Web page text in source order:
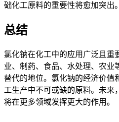
础化工原料的重要性将愈加突出。
总结
氯化钠在化工中的应用广泛且重
业、制药、食品、水处理、农业
替代的地位。氯化钠的经济价值
工生产中不可或缺的原料。未来
将在更多领域发挥更大的作用。